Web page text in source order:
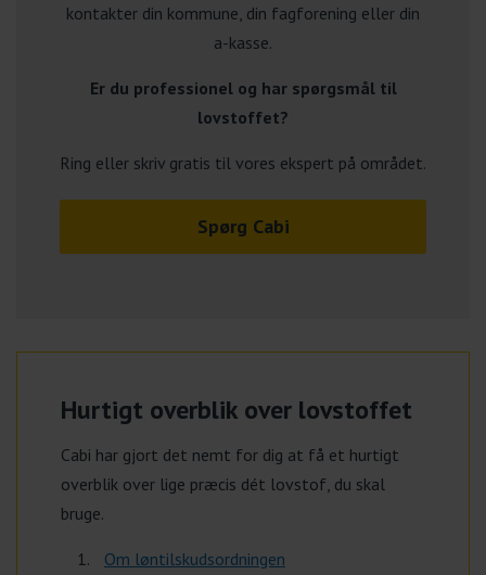
kontakter din kommune, din fagforening eller din
a-kasse.
Er du professionel og har spørgsmål til
lovstoffet?
Ring eller skriv gratis til vores ekspert på området.
Spørg Cabi
Hurtigt overblik over lovstoffet
Cabi har gjort det nemt for dig at få et hurtigt
overblik over lige præcis dét lovstof, du skal
bruge.
Om løntilskudsordningen